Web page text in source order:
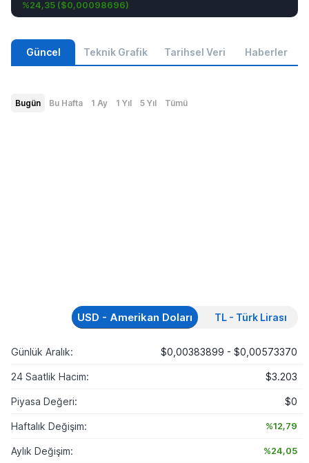
%24,35 ($0,00098696)
Güncel Teknik Grafik Tarihsel Veri Haberler
Bugün Bu Hafta 1 Ay 1 Yıl 5 Yıl Tümü
USD - Amerikan Doları TL - Türk Lirası
Günlük Aralık: $0,00383899 - $0,00573370
24 Saatlik Hacim: $3.203
Piyasa Değeri: $0
Haftalık Değişim: %12,79
Aylık Değişim: %24,05